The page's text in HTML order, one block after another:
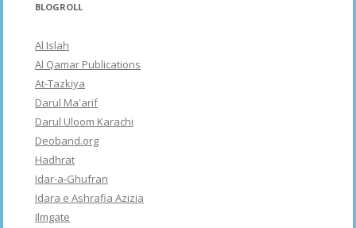
BLOGROLL
Al Islah
Al Qamar Publications
At-Tazkiya
Darul Ma'arif
Darul Uloom Karachi
Deoband.org
Hadhrat
Idar-a-Ghufran
Idara e Ashrafia Azizia
Ilmgate